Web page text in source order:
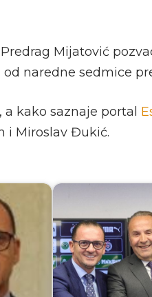
Mijatović
naredne sedmice
a kako saznaje portal
i Miroslav Đukić.